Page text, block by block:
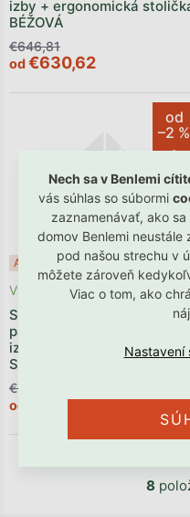
Nech sa v Benlemi
vás súhlas so súbormi
zaznamenávať, ako
domov Benlemi
pod našou strechu v
môžete zároveň
Viac o tom, ako
izby + ergonomická
BÉŽOVÁ
€646,81
od€630,62
od
–2 %
Akcia Novinka
Stôl STOLLY s 3 šuplíkmi a
pastelkovníkom do detskej
izby + ergonomická
SIVÁ
Vyrobíme počas 4-6 týždňov
€646,81
od
€630,62
8